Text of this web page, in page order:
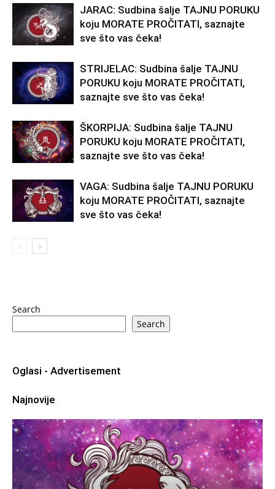
JARAC: Sudbina šalje TAJNU PORUKU
koju MORATE PROČITATI, saznajte
sve što vas čeka!
STRIJELAC: Sudbina šalje TAJNU
PORUKU koju MORATE PROČITATI,
saznajte sve što vas čeka!
ŠKORPIJA: Sudbina šalje TAJNU
PORUKU koju MORATE PROČITATI,
saznajte sve što vas čeka!
VAGA: Sudbina šalje TAJNU PORUKU
koju MORATE PROČITATI, saznajte
sve što vas čeka!
Search
Search
Oglasi - Advertisement
Najnovije